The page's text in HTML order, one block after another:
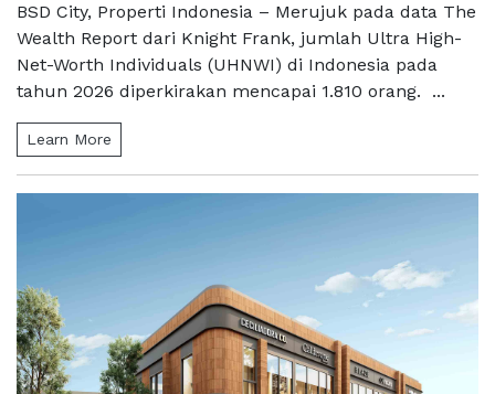
BSD City, Properti Indonesia – Merujuk pada data The
Wealth Report dari Knight Frank, jumlah Ultra High-
Net-Worth Individuals (UHNWI) di Indonesia pada
tahun 2026 diperkirakan mencapai 1.810 orang. ...
Learn More